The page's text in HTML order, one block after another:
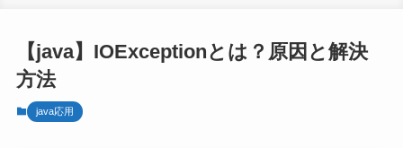
【java】IOExceptionとは？原因と解決
方法
java応用